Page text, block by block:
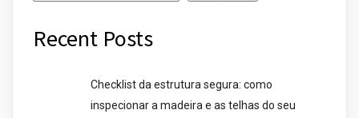
Recent Posts
Checklist da estrutura segura: como
inspecionar a madeira e as telhas do seu